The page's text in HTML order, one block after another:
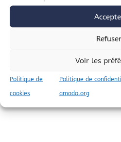
Refuser
Voir les
Politique de
cookies
Politique de
amado.org